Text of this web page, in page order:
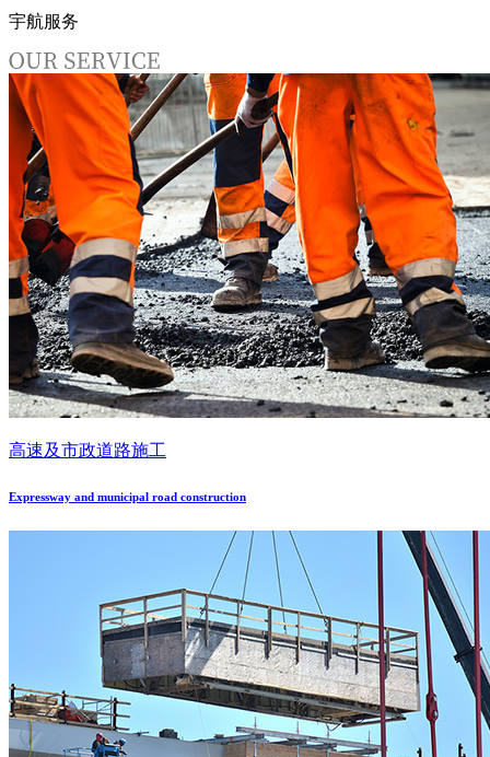
宇航服务
高速及市政道路施工
Expressway and municipal road construction